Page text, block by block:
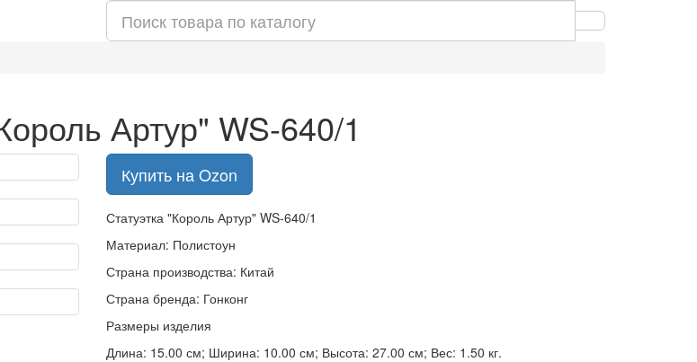
Артур" WS-640/1
Купить на Ozon
Статуэтка "Король Артур" WS-640/1
Материал: Полистоун
Страна производства: Китай
Страна бренда: Гонконг
Размеры изделия
Длина: 15.00 см; Ширина: 10.00 см; Высота: 27.00 см; Вес: 1.50 кг.